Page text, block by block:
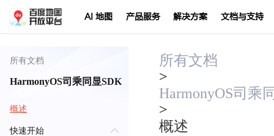
AI 地图 产品服务 解决方案 文档与支持
所有文档
HarmonyOS司乘同显SDK
概述
快速开始
所有文档
>
HarmonyOS司乘
>
概述